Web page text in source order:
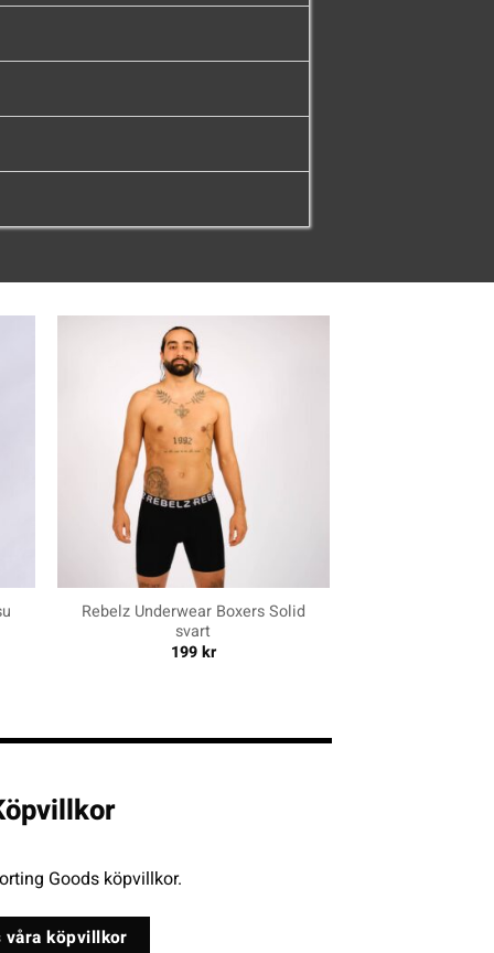
Rebelz Underwear Boxers Solid
svart
199kr
Goods köpvillkor.
våra köpvillkor